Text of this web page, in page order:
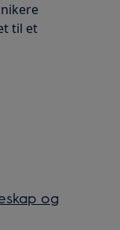
til et
og